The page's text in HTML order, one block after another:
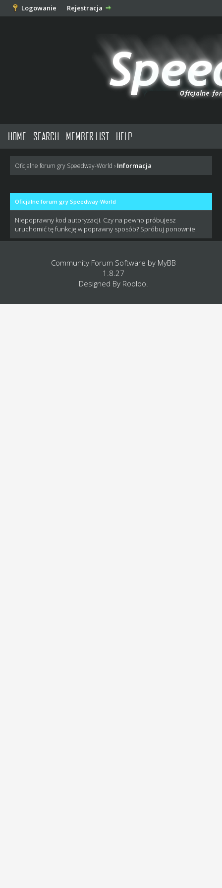
Logowanie Rejestracja
HOME SEARCH MEMBER LIST HELP
Oficjalne forum gry Speedway-World › Informacja
Oficjalne forum gry Speedway-World
Niepoprawny kod autoryzacji. Czy na pewno próbujesz
uruchomić tę funkcję w poprawny sposób? Spróbuj ponownie.
Community Forum Software by MyBB
1.8.27
Designed By Rooloo.